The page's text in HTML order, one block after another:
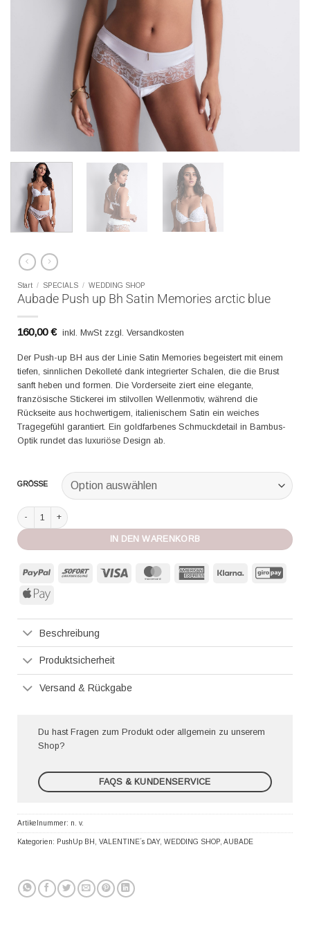
Start / SPECIALS / WEDDING SHOP
Aubade Push up Bh Satin Memories arctic blue
160,00€ inkl. MwSt zzgl. Versandkosten
Der Push-up BH aus der Linie Satin Memories begeistert mit einem
tiefen, sinnlichen Dekolleté dank integrierter Schalen, die die Brust
sanft heben und formen. Die Vorderseite ziert eine elegante,
französische Stickerei im stilvollen Wellenmotiv, während die
Rückseite aus hochwertigem, italienischem Satin ein weiches
Tragegefühl garantiert. Ein goldfarbenes Schmuckdetail in Bambus-
Optik rundet das luxuriöse Design ab.
GRÖSSE
Aubade Push up Bh Satin Memories arctic blue Menge
IN DEN WARENKORB
PayPal Sofort MasterCard American
Klarna
Apple
Beschreibung
Produktsicherheit
Versand & Rückgabe
Du hast Fragen zum Produkt oder allgemein zu unserem
Shop?
FAQS & KUNDENSERVICE
Artikelnummer: n. v.
Kategorien: PushUp BH , VALENTINE´s DAY, WEDDING SHOP, AUBADE